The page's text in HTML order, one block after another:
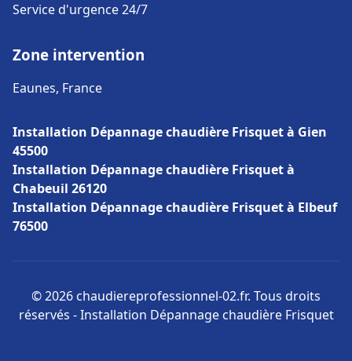
Service d'urgence 24/7
Zone intervention
Eaunes, France
Installation Dépannage chaudière Frisquet à Gien
45500
Installation Dépannage chaudière Frisquet à
Chabeuil 26120
Installation Dépannage chaudière Frisquet à Elbeuf
76500
© 2026 chaudiereprofessionnel-02.fr. Tous droits
réservés - Installation Dépannage chaudière Frisquet